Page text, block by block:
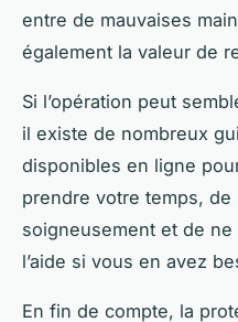
entre de mauvaises
également la valeur de
Si l’opération peut
il existe de nombreux
disponibles en ligne
prendre votre temps,
soigneusement et de
l’aide si vous en avez
En fin de compte, la